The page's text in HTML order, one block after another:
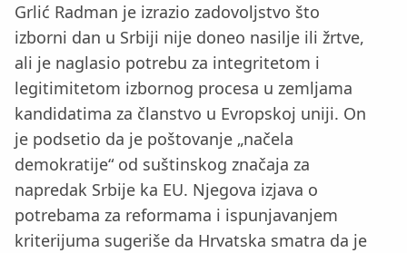
Grlić Radman je izrazio zadovoljstvo što
izborni dan u Srbiji nije doneo nasilje ili žrtve,
ali je naglasio potrebu za integritetom i
legitimitetom izbornog procesa u zemljama
kandidatima za članstvo u Evropskoj uniji. On
je podsetio da je poštovanje „načela
demokratije“ od suštinskog značaja za
napredak Srbije ka EU. Njegova izjava o
potrebama za reformama i ispunjavanjem
kriterijuma sugeriše da Hrvatska smatra da je